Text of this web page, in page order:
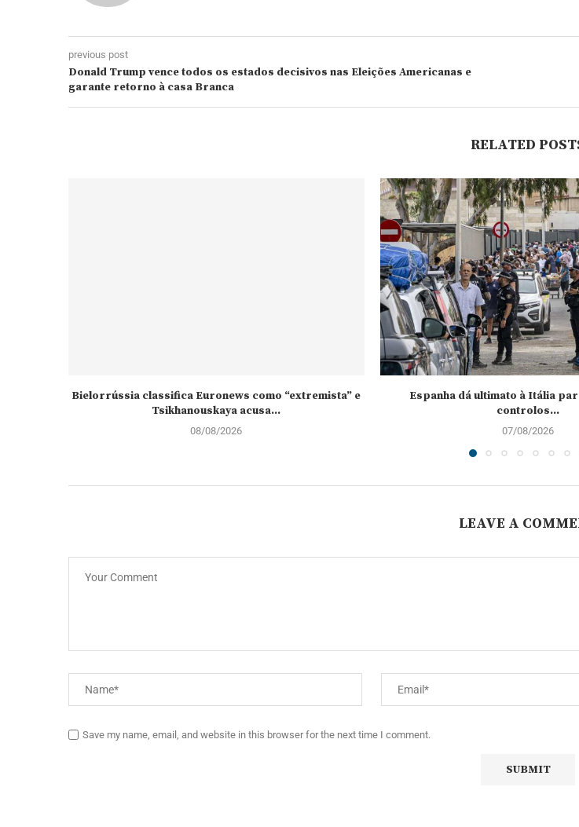
previous post
Donald Trump vence todos os estados decisivos nas Eleições Americanas e
garante retorno à casa Branca
RELATED
Bielorrússia classifica Euronews como “extremista” e
Tsikhanouskaya acusa...
08/08/2026
Espanha dá ultimato à Itália
controlos...
07/08/2026
LEAVE A
Save my name, email, and website in this browser for the next time I comment.